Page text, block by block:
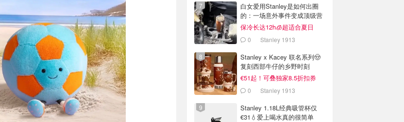
白女爱用Stanley是如何出圈
的：一场意外事件变成顶级营
销案例
保冷长达12h🧊超适合夏日
0 Stanley 1913
Stanley x Kacey 联名系列🤠
复刻西部牛仔的乡野时刻
€51起！可叠独家8.5折扣券
0 Stanley 1913
Stanley 1.18L经典吸管杯仅
€31💧爱上喝水真的很简单